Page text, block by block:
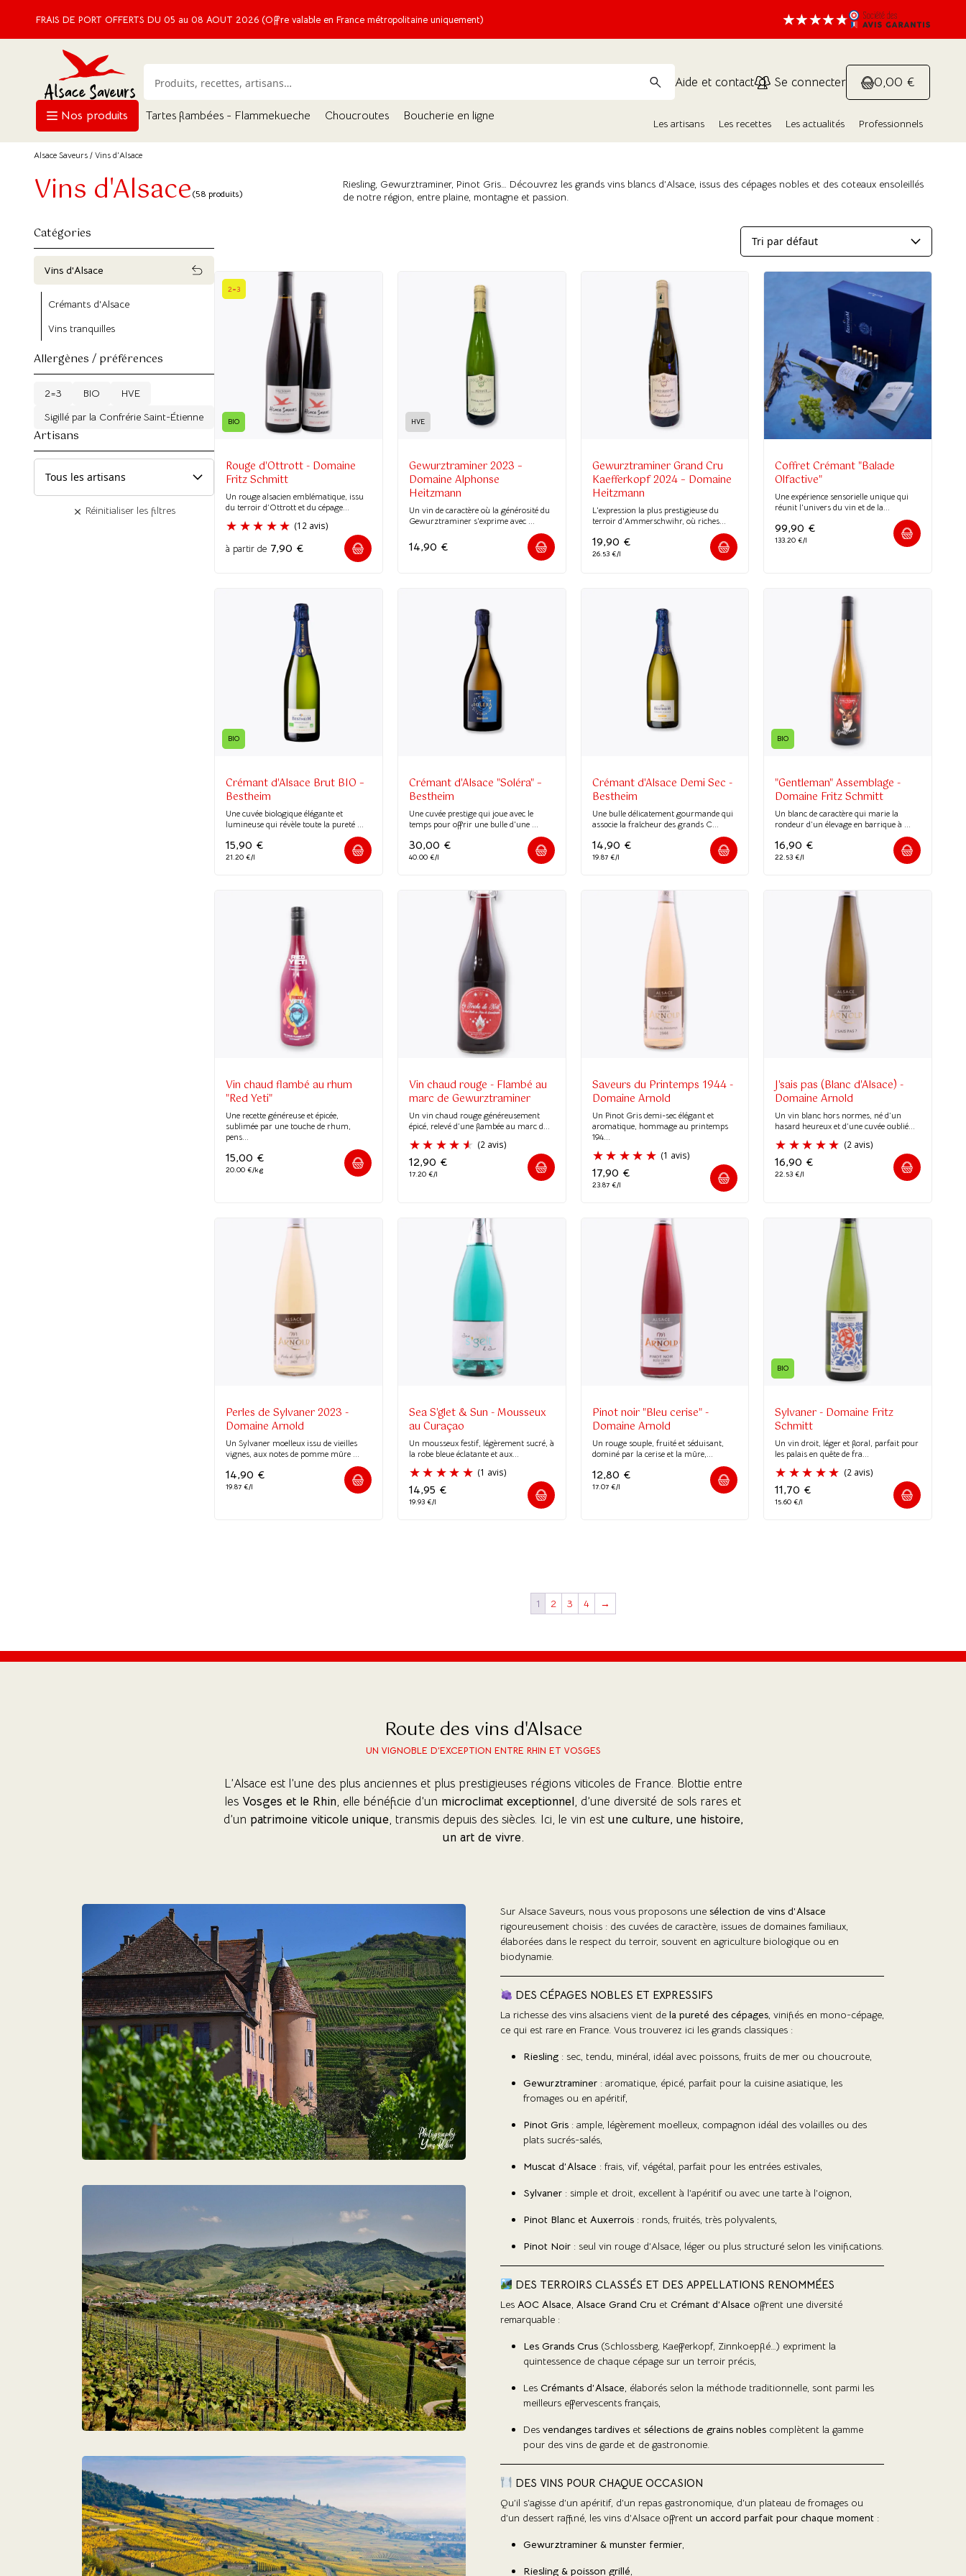
FRAIS DE PORT OFFERTS DU 05 au 08 AOUT 2026 (Offre valable en France métropolitaine uniquement)
Aide et contact Se connecter 0,00 €
Nos produits Tartes flambées - Flammekueche Choucroutes Boucherie en ligne
Les artisans Les recettes Les actualités Professionnels
Alsace Saveurs / Vins d'Alsace
Vins d'Alsace (58 produits)
Riesling, Gewurztraminer, Pinot Gris… Découvrez les grands vins blancs d’Alsace, issus des cépages nobles et des coteaux ensoleillés
de notre région, entre plaine, montagne et passion.
Catégories
Vins d'Alsace
Crémants d'Alsace
Vins tranquilles
Allergènes / préférences
2=3 BIO
HVE
Sigillé par la Confrérie Saint-Étienne
Artisans
Réinitialiser les filtres
2=3
BIO
Rouge d'Ottrott - Domaine
Fritz Schmitt
Un rouge alsacien emblématique, issu
du terroir d’Ottrott et du cépage...
à partir de 7,90 €
HVE
Gewurztraminer 2023 –
Domaine Alphonse
Heitzmann
Un vin de caractère où la générosité du
Gewurztraminer s'exprime avec ...
14,90 €
Gewurztraminer Grand Cru
Kaefferkopf 2024 – Domaine
Heitzmann
L'expression la plus prestigieuse du
terroir d'Ammerschwihr, où riches...
19,90 €
26.53 €/l
Coffret Crémant "Balade
Olfactive"
Une expérience sensorielle unique qui
réunit l'univers du vin et de la...
99,90 €
133.20 €/l
BIO
Crémant d'Alsace Brut BIO –
Bestheim
Une cuvée biologique élégante et
lumineuse qui révèle toute la pureté ...
15,90 €
21.20 €/l
Crémant d'Alsace "Soléra" –
Bestheim
Une cuvée prestige qui joue avec le
temps pour offrir une bulle d'une ...
30,00 €
40.00 €/l
Crémant d'Alsace Demi Sec -
Bestheim
Une bulle délicatement gourmande qui
associe la fraîcheur des grands C...
14,90 €
19.87 €/l
BIO
"Gentleman" Assemblage -
Domaine Fritz Schmitt
Un blanc de caractère qui marie la
rondeur d’un élevage en barrique à ...
16,90 €
22.53 €/l
Vin chaud flambé au rhum
"Red Yeti"
Une recette généreuse et épicée,
sublimée par une touche de rhum,
pens...
15,00 €
20.00 €/kg
Vin chaud rouge - Flambé au
marc de Gewurztraminer
Un vin chaud rouge généreusement
épicé, relevé d’une flambée au marc d...
12,90 €
17.20 €/l
Saveurs du Printemps 1944 -
Domaine Arnold
Un Pinot Gris demi-sec élégant et
aromatique, hommage au printemps
194...
(1 avis)
17,90 €
23.87 €/l
J'sais pas (Blanc d'Alsace) -
Domaine Arnold
Un vin blanc hors normes, né d’un
hasard heureux et d’une cuvée oublié...
16,90 €
22.53 €/l
Perles de Sylvaner 2023 -
Domaine Arnold
Un Sylvaner moelleux issu de vieilles
vignes, aux notes de pomme mûre ...
14,90 €
19.87 €/l
Sea S'glet & Sun - Mousseux
au Curaçao
Un mousseux festif, légèrement sucré, à
la robe bleue éclatante et aux...
(1 avis)
14,95 €
19.93 €/l
Pinot noir "Bleu cerise" -
Domaine Arnold
Un rouge souple, fruité et séduisant,
dominé par la cerise et la mûre,...
12,80 €
17.07 €/l
BIO
Sylvaner - Domaine Fritz
Schmitt
Un vin droit, léger et floral, parfait pour
les palais en quête de fra...
11,70 €
15.60 €/l
1 2 3 4 →
Route des vins d'Alsace
UN VIGNOBLE D’EXCEPTION ENTRE RHIN ET VOSGES
L’Alsace est l’une des plus anciennes et plus prestigieuses régions viticoles de France. Blottie entre
les Vosges et le Rhin, elle bénéficie d’un microclimat exceptionnel, d’une diversité de sols rares et
d’un patrimoine viticole unique, transmis depuis des siècles. Ici, le vin est une culture, une histoire,
un art de vivre.
Sur Alsace Saveurs, nous vous proposons une sélection de vins d’Alsace
rigoureusement choisis : des cuvées de caractère, issues de domaines familiaux,
élaborées dans le respect du terroir, souvent en agriculture biologique ou en
biodynamie.
DES CÉPAGES NOBLES ET EXPRESSIFS
La richesse des vins alsaciens vient de la pureté des cépages, vinifiés en mono-cépage,
ce qui est rare en France. Vous trouverez ici les grands classiques :
Riesling : sec, tendu, minéral, idéal avec poissons, fruits de mer ou choucroute,
Gewurztraminer : aromatique, épicé, parfait pour la cuisine asiatique, les
fromages ou en apéritif,
Pinot Gris : ample, légèrement moelleux, compagnon idéal des volailles ou des
plats sucrés-salés,
Muscat d’Alsace : frais, vif, végétal, parfait pour les entrées estivales,
Sylvaner : simple et droit, excellent à l’apéritif ou avec une tarte à l’oignon,
Pinot Blanc et Auxerrois : ronds, fruités, très polyvalents,
Pinot Noir : seul vin rouge d’Alsace, léger ou plus structuré selon les vinifications.
DES TERROIRS CLASSÉS ET DES APPELLATIONS RENOMMÉES
Les AOC Alsace, Alsace Grand Cru et Crémant d’Alsace offrent une diversité
remarquable :
Les Grands Crus (Schlossberg, Kaefferkopf, Zinnkoepflé…) expriment la
quintessence de chaque cépage sur un terroir précis,
Les Crémants d’Alsace, élaborés selon la méthode traditionnelle, sont parmi les
meilleurs effervescents français,
Des vendanges tardives et sélections de grains nobles complètent la gamme
pour des vins de garde et de gastronomie.
DES VINS POUR CHAQUE OCCASION
Qu’il s’agisse d’un apéritif, d’un repas gastronomique, d’un plateau de fromages ou
d’un dessert raffiné, les vins d’Alsace offrent un accord parfait pour chaque moment :
Gewurztraminer & munster fermier,
Riesling & poisson grillé,